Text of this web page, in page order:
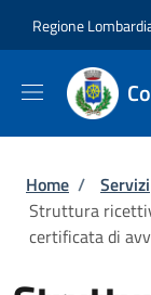
Regione
Briciole
Home / Servizi
Struttura
certificata di